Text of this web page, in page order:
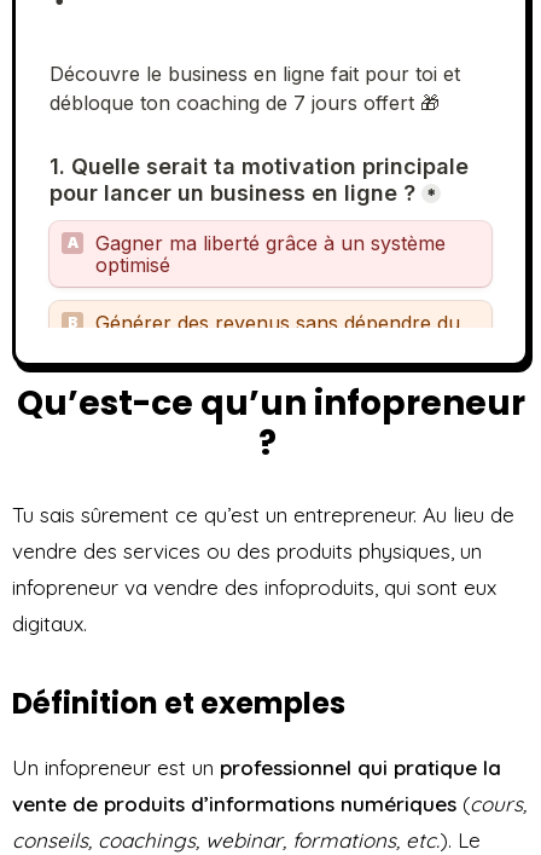
Qu’est-ce qu’un infopreneur
?
Tu sais sûrement ce qu’est un entrepreneur. Au lieu de
vendre des services ou des produits physiques, un
infopreneur va vendre des infoproduits, qui sont eux
digitaux.
Définition et exemples
Un infopreneur est un professionnel qui pratique la
vente de produits d’informations numériques (cours,
conseils, coachings, webinar, formations, etc.). Le